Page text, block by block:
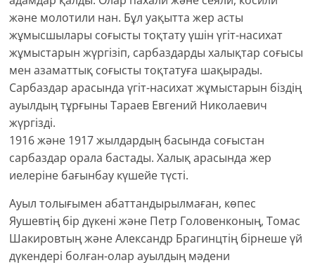
және молотили нан. Бұл уақытта жер асты
жұмысшылары соғысты тоқтату үшін үгіт-насихат
жұмыстарын жүргізіп, сарбаздарды халықтар соғысы
мен азаматтық соғысты тоқтатуға шақырады.
Сарбаздар арасында үгіт-насихат жұмыстарын біздің
ауылдың тұрғыны Тараев Евгений Николаевич
жүргізді.
1916 және 1917 жылдардың басында соғыстан
сарбаздар орала бастады. Халық арасында жер
иелеріне бағынбау күшейе түсті.
Ауыл толығымен абаттандырылмаған, көпес
Яушевтің бір дүкені және Петр Головенконың, Томас
Шакировтың және Александр Брагинцтің бірнеше үй
дүкендері болған-олар ауылдың мәдени